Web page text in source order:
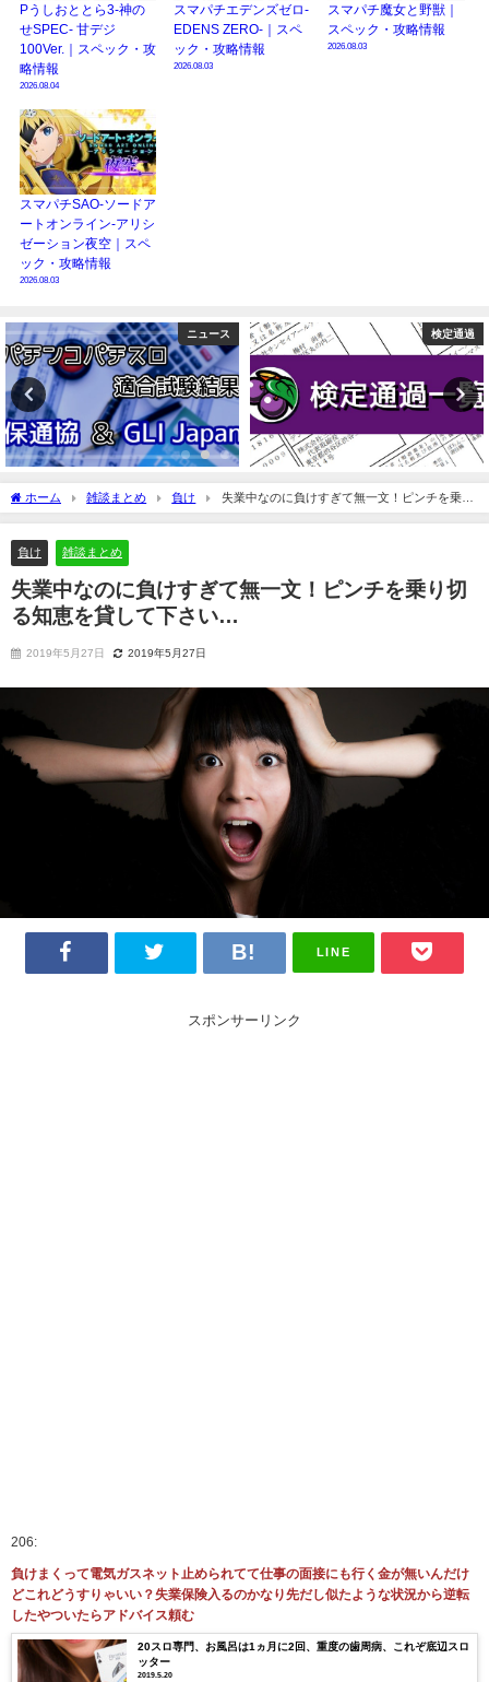
Pうしおととら3-神の
せSPEC- 甘デジ
100Ver.｜スペック・攻
略情報
2026.08.04
スマパチエデンズゼロ-
EDENS ZERO-｜スペ
ック・攻略情報
2026.08.03
スマパチ魔女と野獣｜
スペック・攻略情報
2026.08.03
スマパチSAO-ソードア
ートオンライン-アリシ
ゼーション夜空｜スペ
ック・攻略情報
2026.08.03
検定通過 コラム
ホーム 雑談まとめ 負け
失業中なのに負けすぎて無一文！ピンチを乗り
切る知恵を貸して下さい…
負け 雑談まとめ
失業中なのに負けすぎて無一文！ピンチを乗り切
る知恵を貸して下さい…
2019年5月27日 2019年5月27日
LINE
スポンサーリンク
206:
負けまくって電気ガスネット止められてて仕事の面接にも行く金が無いんだけ
どこれどうすりゃいい？失業保険入るのかなり先だし似たような状況から逆転
したやついたらアドバイス頼む
20スロ専門、お風呂は1ヵ月に2回、重度の歯周病、これぞ底辺スロ
ッター
2019.5.20